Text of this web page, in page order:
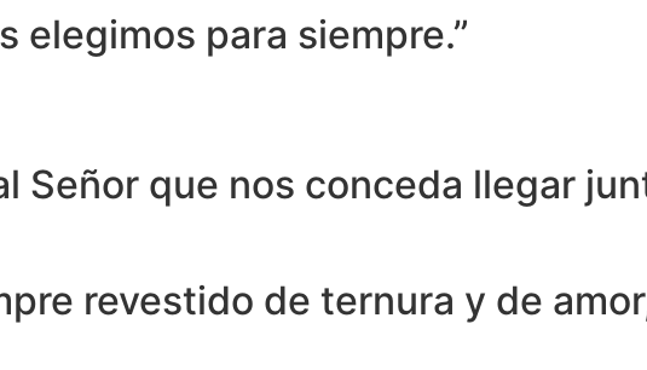
elegimos para siempre.”
Señor que nos conceda llegar
revestido de ternura y de